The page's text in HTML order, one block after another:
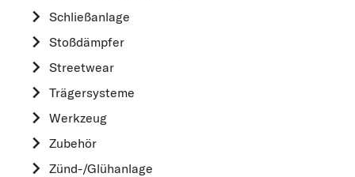
Schließanlage
Stoßdämpfer
Streetwear
Trägersysteme
Werkzeug
Zubehör
Zünd-/Glühanlage